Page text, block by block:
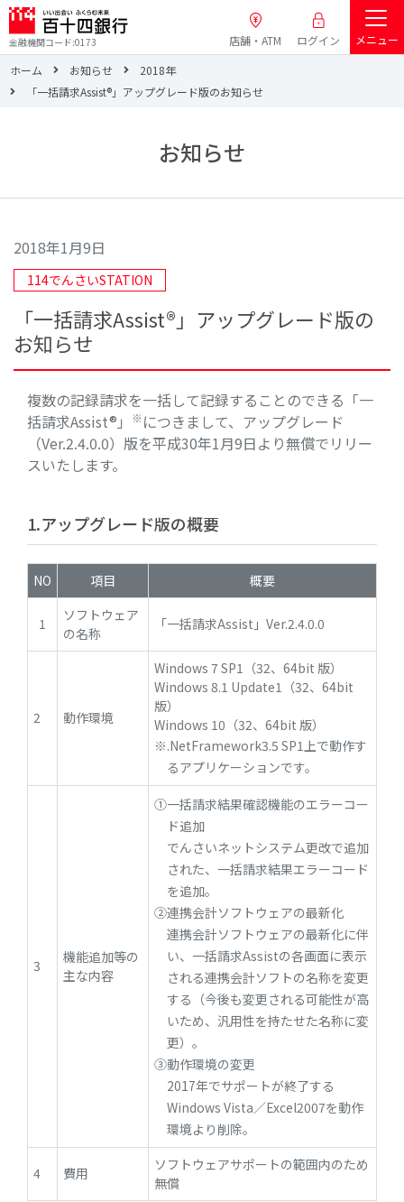
金融機関コード:0173 店舗・ATM ログイン
メニュー
ホーム
お知らせ
2018年
「一括請求Assist®」アップグレード版のお知らせ
お知らせ
2018年1月9日
114でんさいSTATION
「一括請求Assist®」アップグレード版の
お知らせ
複数の記録請求を一括して記録することのできる「一
括請求Assist®」
※につきまして、アップグレード
（Ver.2.4.0.0）版を平成30年1月9日より無償でリリー
スいたします。
1.アップグレード版の概要
NO 項目 概要
1
ソフトウェア
の名称
「一括請求Assist」Ver.2.4.0.0
2 動作環境
Windows 7 SP1（32、64bit 版）
Windows 8.1 Update1（32、64bit
版）
Windows 10（32、64bit 版）
.NetFramework3.5 SP1上で動作す
るアプリケーションです。
3
機能追加等の
主な内容
①一括請求結果確認機能のエラーコー
ド追加
でんさいネットシステム更改で追加
された、一括請求結果エラーコード
を追加。
②連携会計ソフトウェアの最新化
連携会計ソフトウェアの最新化に伴
い、一括請求Assistの各画面に表示
される連携会計ソフトの名称を変更
する（今後も変更される可能性が高
いため、汎用性を持たせた名称に変
更）。
③動作環境の変更
2017年でサポートが終了する
Windows Vista／Excel2007を動作
環境より削除。
4 費用
ソフトウェアサポートの範囲内のため
無償